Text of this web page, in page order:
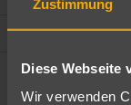
Zustimmung
Diese Webseite
Wir verwenden
Lage und
Angebote filtern